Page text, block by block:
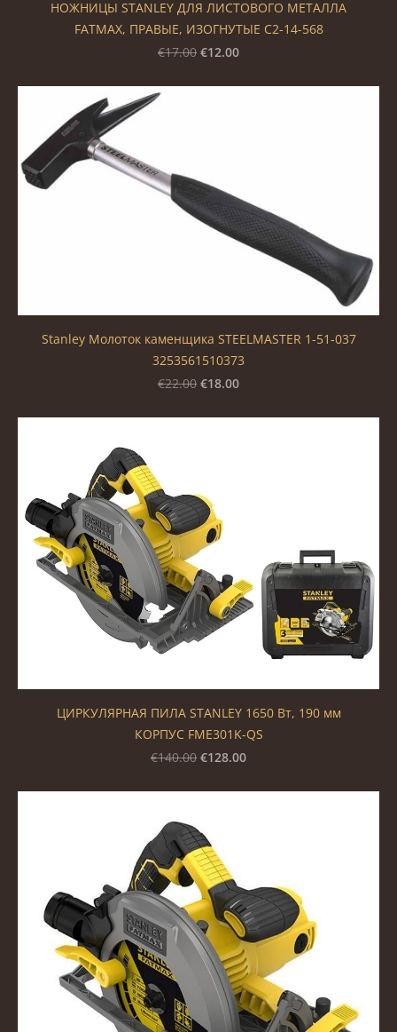
НОЖНИЦЫ STANLEY ДЛЯ ЛИСТОВОГО МЕТАЛЛА
FATMAX, ПРАВЫЕ, ИЗОГНУТЫЕ С2-14-568
€17.00 €12.00
Stanley Молоток каменщика STEELMASTER 1-51-037
3253561510373
€22.00 €18.00
ЦИРКУЛЯРНАЯ ПИЛА STANLEY 1650 Вт, 190 мм
КОРПУС FME301K-QS
€140.00 €128.00